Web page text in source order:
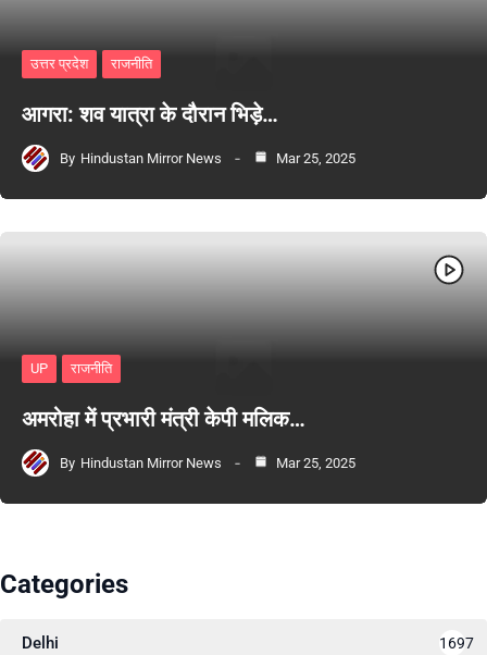
उत्तर प्रदेश राजनीति
आगरा: शव यात्रा के दौरान भिड़े…
By Hindustan Mirror News Mar 25, 2025
UP राजनीति
अमरोहा में प्रभारी मंत्री केपी मलिक…
By Hindustan Mirror News Mar 25, 2025
Categories
Delhi 1697